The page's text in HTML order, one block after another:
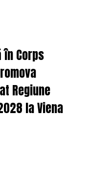
Corps
Regiune
la Viena